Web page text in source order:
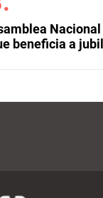
beneficia a